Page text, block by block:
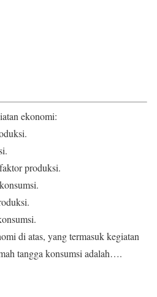
ekonomi:
produksi.
di atas, yang termasuk kegiatan
tangga konsumsi adalah….